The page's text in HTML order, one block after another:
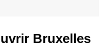
Bruxelles